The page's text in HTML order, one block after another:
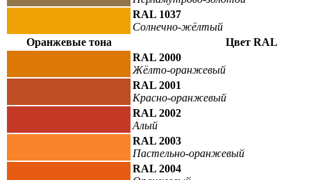
RAL 1037
Солнечно-жёлтый
Оранжевые тона
Цвет RAL
RAL 2000
Жёлто-оранжевый
RAL 2001
Красно-оранжевый
RAL 2002
Алый
RAL 2003
Пастельно-оранжевый
RAL 2004